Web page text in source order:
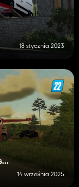
18 stycznia 2023
Renault K460 SCRd ISS Wawrzaszek JRG 10 Warszawa
14 września 2025